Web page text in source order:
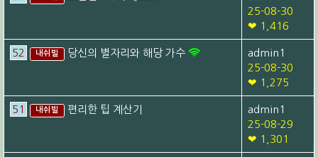
25-08-30
❤ 1,416
52 내쉬빌 당신의 별자리와 해당 가수
admin1
25-08-30
❤ 1,275
51 내쉬빌 편리한 팁 계산기
admin1
25-08-29
❤ 1,301